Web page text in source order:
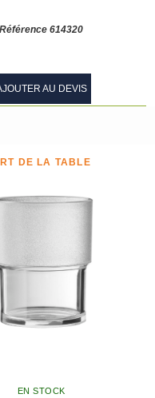
Référence 614320
AU DEVIS
DE LA TABLE
EN STOCK